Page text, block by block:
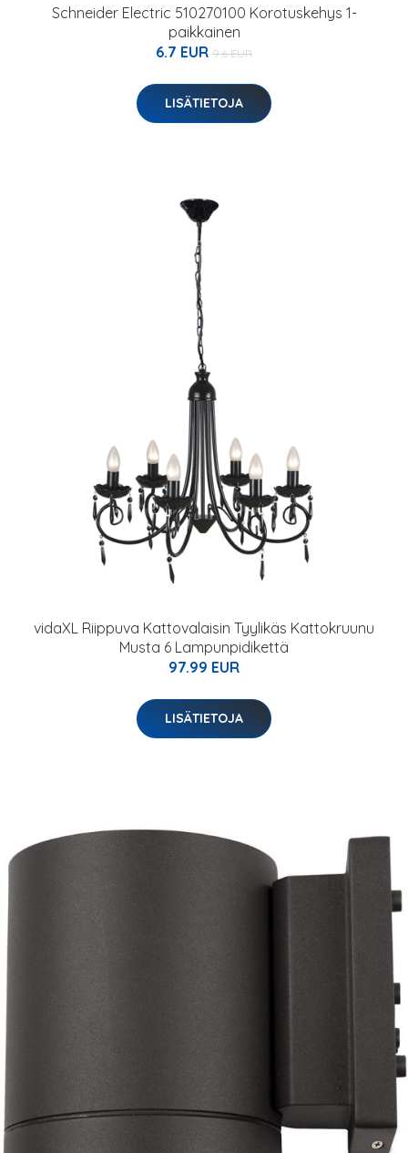
Schneider Electric 510270100 Korotuskehys 1-
paikkainen
6.7 EUR 9.6 EUR
LISÄTIETOJA
vidaXL Riippuva Kattovalaisin Tyylikäs Kattokruunu
Musta 6 Lampunpidikettä
97.99 EUR
LISÄTIETOJA